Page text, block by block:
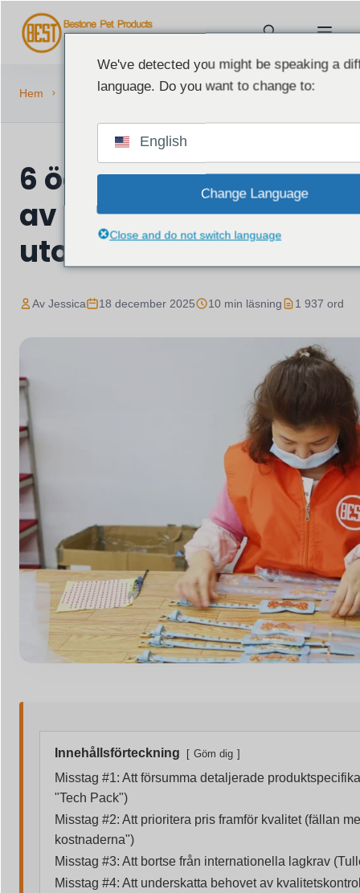
Hem
6 ödesdigra misstag vid inköp av
6 ödesdigra misstag
av
utomlands
Av Jessica 18 december 2025 10 min läsning 1 937 ord
Innehållsförteckning Göm dig
Misstag #1: Att försumma detaljerade
"Tech Pack")
Misstag #2: Att prioritera pris framför kvalitet (fällan
kostnaderna")
Misstag #3: Att bortse från internationella lagkrav
Misstag #4: Att underskatta behovet av
We've detected you might be speaking a
language. Do you want to change to:
English
Change Language
Close and do not switch language